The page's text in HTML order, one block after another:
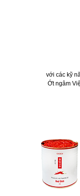
với các kỹ
Ớt ngâm